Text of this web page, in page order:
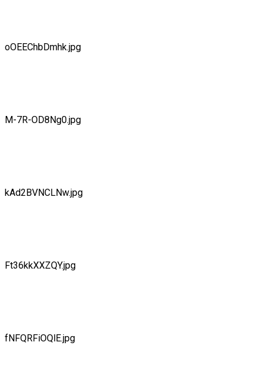
oOEEChbDmhk.jpg
M-7R-OD8Ng0.jpg
kAd2BVNCLNw.jpg
Ft36kkXXZQY.jpg
fNFQRFiOQlE.jpg